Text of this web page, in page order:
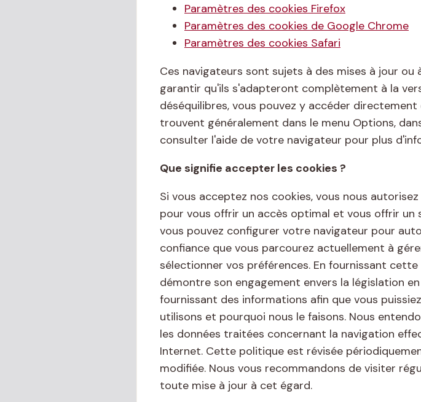
Paramètres des cookies Firefox
Paramètres des cookies de Google Chrome
Paramètres des cookies Safari
Ces navigateurs sont sujets à des mises à jour
garantir qu'ils s'adapteront complètement à la
déséquilibres, vous pouvez y accéder
trouvent généralement dans le menu Options,
consulter l'aide de votre navigateur pour plus
Que signifie accepter les cookies ?
Si vous acceptez nos cookies, vous nous
pour vous offrir un accès optimal et vous offrir un
vous pouvez configurer votre navigateur pour
confiance que vous parcourez actuellement à
sélectionner vos préférences. En fournissant
démontre son engagement envers la législation
fournissant des informations afin que vous
utilisons et pourquoi nous le faisons. Nous
les données traitées concernant la navigation
Internet. Cette politique est révisée
modifiée. Nous vous recommandons de visiter
toute mise à jour à cet égard.